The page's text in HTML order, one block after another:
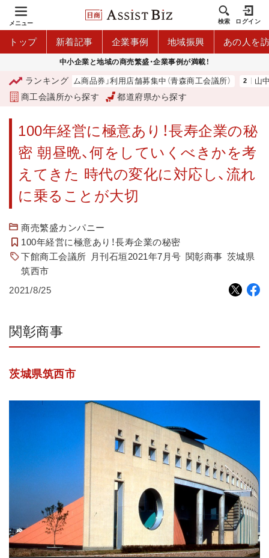
メニュー 検索 ログイン
トップ 新着記事 企業事例 地域振興 あの人を
中小企業と地域の商売繁盛・企業事例が満載！
ランキング
森市プレミアム商品券」利用店舗募集中（青森商工会議所） 山中伸弥
商工会議所から探す 都道府県から探す
100年経営に極意あり！長寿企業の秘
密 朝昼晩、何をしていくべきかを考
えてきた 時代の変化に対応し、流れ
に乗ることが大切
商売繁盛カンパニー
100年経営に極意あり！長寿企業の秘密
下館商工会議所
月刊石垣2021年7月号 関彰商事 茨城県
筑西市
2021/8/25
関彰商事
茨城県筑西市